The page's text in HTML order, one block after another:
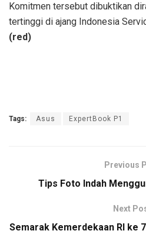
Komitmen tersebut dibuktikan
tertinggi di ajang Indonesia
(red)
Tags: Asus ExpertBook P1
Previous
Tips Foto Indah
Next
Semarak Kemerdekaan RI ke